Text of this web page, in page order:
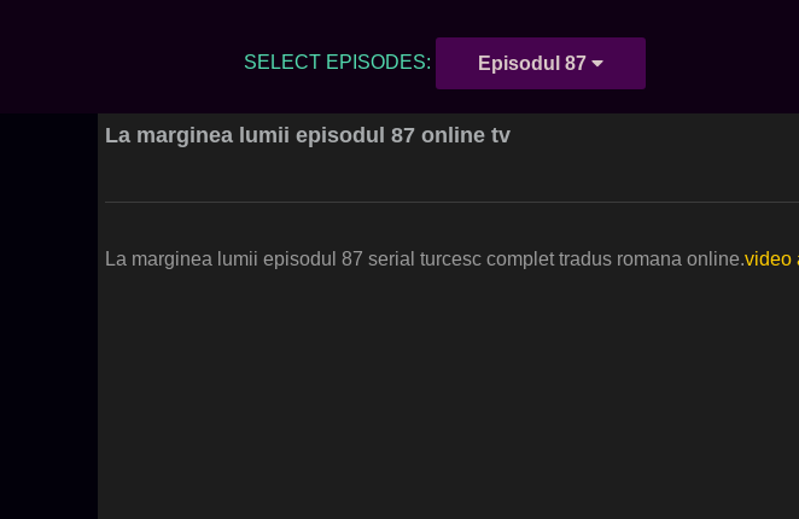
SELECT EPISODES: Episodul 87
La marginea lumii episodul 87 online tv
La marginea lumii episodul 87 serial turcesc complet tradus romana online.video